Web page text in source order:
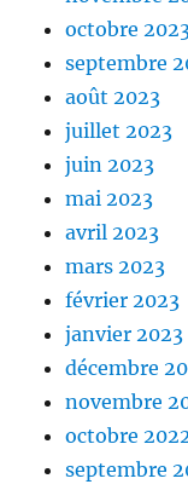
octobre
septembre
août 2023
juillet 2023
juin 2023
mai 2023
avril 2023
mars 2023
février 2023
janvier 2023
décembre
novembre
octobre
septembre